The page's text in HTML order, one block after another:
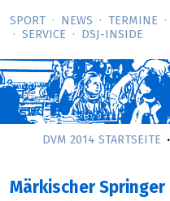
SPORT NEWS TERMINE
SERVICE
DSJ-­INSIDE
DVM 2014 STARTSEITE
Märkischer